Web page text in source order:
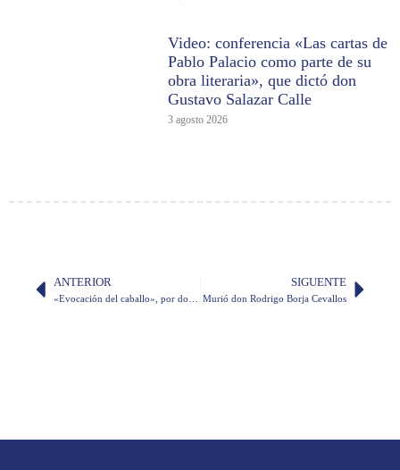
Video: conferencia «Las cartas de
Pablo Palacio como parte de su
obra literaria», que dictó don
Gustavo Salazar Calle
3 agosto 2026
ANTERIOR SIGUENTE
Murió don Rodrigo Borja Cevallos